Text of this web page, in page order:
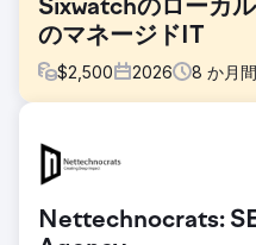
Sixwatchのローカ
のマネージドIT
$2,500 2026 8 か月間
Sixwatchは、タンパを拠点
ーセキュリティプロバイダ
ています。「マネージドIT
Nettechnocrats: